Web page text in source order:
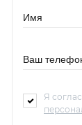
Я